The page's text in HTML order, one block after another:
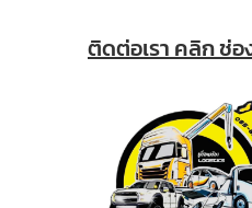
ติดต่อเรา คลิก ช่อ